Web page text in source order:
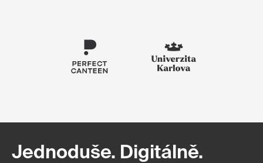
Jednoduše. Digitálně.